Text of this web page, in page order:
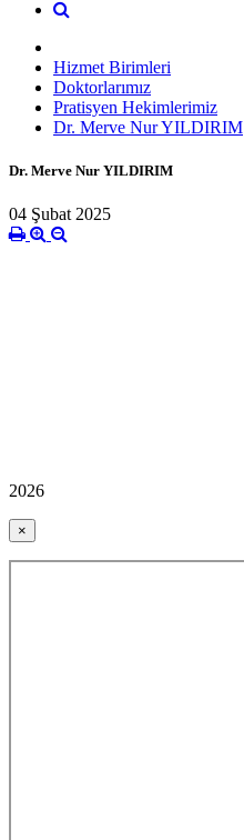
Hizmet Birimleri
Doktorlarımız
Pratisyen Hekimlerimiz
Dr. Merve Nur YILDIRIM
Dr. Merve Nur YILDIRIM
04 Şubat 2025
2026
×